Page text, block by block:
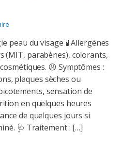
peau du visage 🧪 Allergènes
(MIT, parabènes), colorants,
😣 Symptômes :
plaques sèches ou
sensation de
en quelques heures
de quelques jours si
🩺 Traitement : […]